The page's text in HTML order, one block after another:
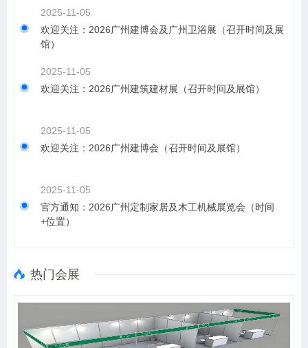
2025-11-05
欢迎关注：2026广州建博会及广州卫浴展（召开时间及展
馆）
2025-11-05
欢迎关注：2026广州建筑建材展（召开时间及展馆）
2025-11-05
欢迎关注：2026广州建博会（召开时间及展馆）
2025-11-05
官方通知：2026广州定制家居及木工机械展览会（时间
+位置）
热门会展